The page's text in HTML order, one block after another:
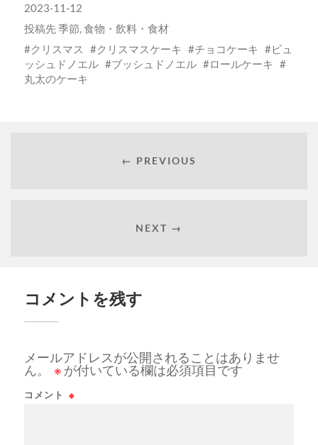
2023-11-12
投稿先季節,食物・飲料・食材
クリスマス
クリスマスケーキ チョコケーキ
ビュ
ッシュドノエル
ブッシュドノエル
ロールケーキ
丸太のケーキ
← PREVIOUS
NEXT →
コメントを残す
メールアドレスが公開されることはありませ
ん。
※ が付いている欄は必須項目です
コメント ※